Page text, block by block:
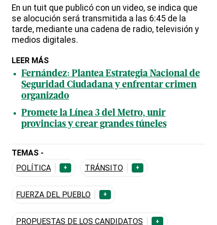
En un tuit que publicó con un video, se indica que
se alocución será transmitida a las 6:45 de la
tarde, mediante una cadena de radio, televisión y
medios digitales.
LEER MÁS
Fernández: Plantea Estrategia Nacional de
Seguridad Ciudadana y enfrentar crimen
organizado
Promete la Línea 3 del Metro, unir
provincias y crear grandes túneles
TEMAS -
POLÍTICA
+ TRÁNSITO +
FUERZA DEL PUEBLO +
PROPUESTAS DE LOS CANDIDATOS +